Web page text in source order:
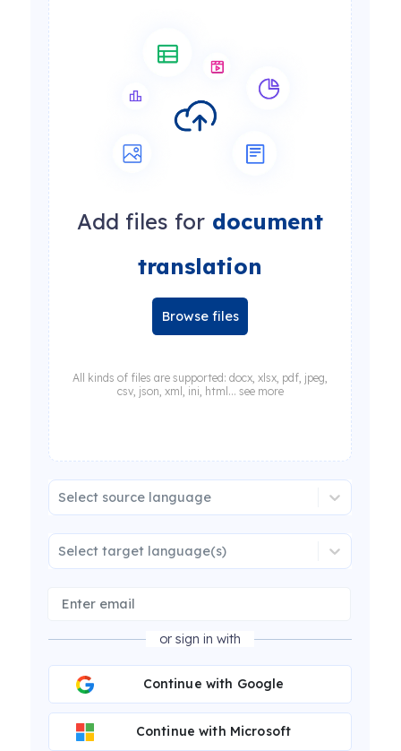
Add files for document
translation
Browse files
All kinds of files are supported: docx, xlsx, pdf, jpeg,
csv, json, xml, ini, html... see more
Select source language
Select target language(s)
or sign in with
Continue with Google
Continue with Microsoft